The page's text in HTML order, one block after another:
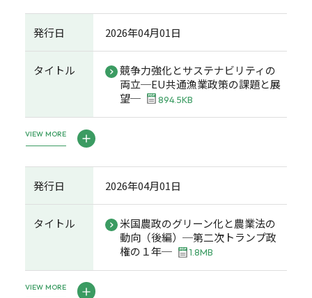
発行日 2026年04月01日
タイトル
競争力強化とサステナビリティの
両立─EU共通漁業政策の課題と展
望─
894.5KB
VIEW MORE
発行日 2026年04月01日
タイトル
米国農政のグリーン化と農業法の
動向（後編）─第二次トランプ政
権の１年─
1.8MB
VIEW MORE